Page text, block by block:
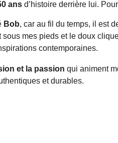
ans d’histoire derrière lui.
Bob, car au fil du temps, il est
mes pieds et le doux
contemporaines.
et la passion qui animent
et durables.